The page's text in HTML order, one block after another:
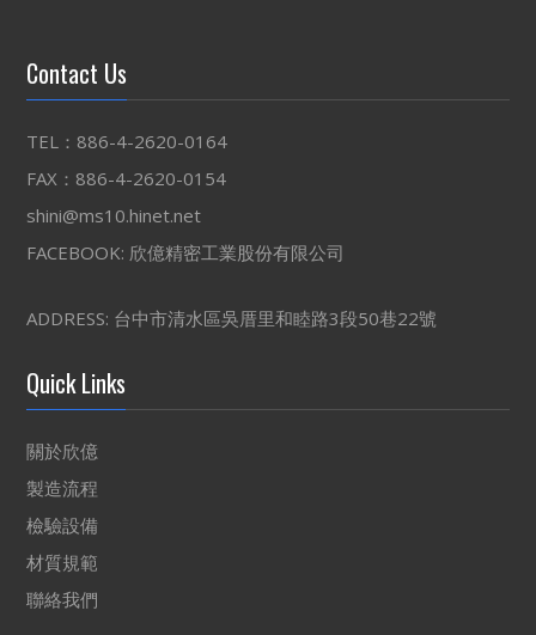
Contact Us
TEL：886-4-2620-0164
FAX：886-4-2620-0154
shini@ms10.hinet.net
FACEBOOK: 欣億精密工業股份有限公司
ADDRESS: 台中市清水區吳厝里和睦路3段50巷22號
Quick Links
關於欣億
製造流程
檢驗設備
材質規範
聯絡我們